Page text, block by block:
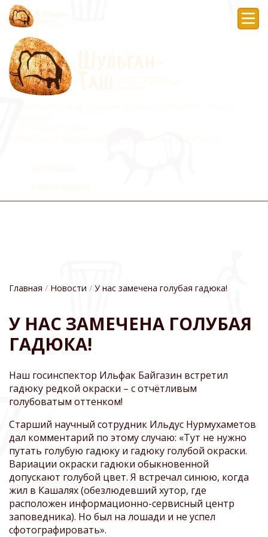
СТРОКА
НАВИГАЦИИ
Главная Новости У нас замечена голубая гадюка!
У НАС ЗАМЕЧЕНА ГОЛУБАЯ
ГАДЮКА!
Наш госинспектор Ильфак Байгазин встретил
гадюку редкой окраски – с отчётливым
голубоватым оттенком!
Старший научный сотрудник Ильдус Нурмухаметов
дал комментарий по этому случаю: «Тут не нужно
путать голубую гадюку и гадюку голубой окраски.
Вариации окраски гадюки обыкновенной
допускают голубой цвет. Я встречал синюю, когда
жил в Кашалях (обезлюдевший хутор, где
расположен информационно-сервисный центр
заповедника). Но был на лошади и не успел
сфотографировать».